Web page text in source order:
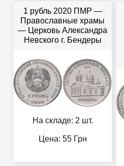
1 рубль 2020 ПМР —
Православные храмы
— Церковь Александра
Невского г. Бендеры
На складе: 2 шт.
Цена: 55Грн